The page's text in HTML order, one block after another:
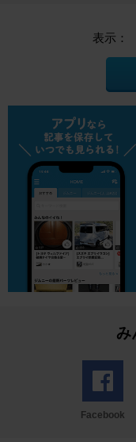
表示：
み
Facebook